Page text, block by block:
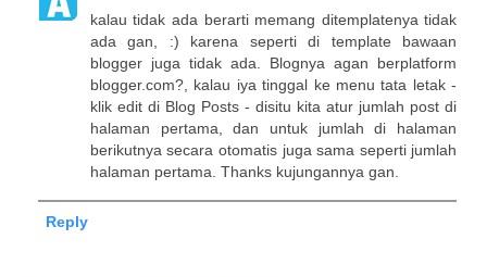
kalau tidak ada berarti memang ditemplatenya tidak
ada gan, :) karena seperti di template bawaan
blogger juga tidak ada. Blognya agan berplatform
blogger.com?, kalau iya tinggal ke menu tata letak -
klik edit di Blog Posts - disitu kita atur jumlah post di
halaman pertama, dan untuk jumlah di halaman
berikutnya secara otomatis juga sama seperti jumlah
halaman pertama. Thanks kujungannya gan.
Reply